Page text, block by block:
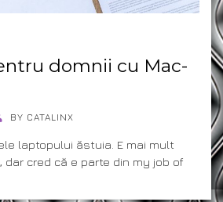
domnii cu Mac-
BY CATALINX
laptopului ăstuia. E mai mult
dar cred că e parte din my job of